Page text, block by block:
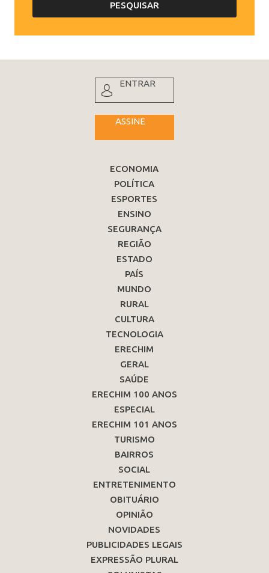
ENTRAR
ASSINE
ECONOMIA
POLÍTICA
ESPORTES
ENSINO
SEGURANÇA
REGIÃO
ESTADO
PAÍS
MUNDO
RURAL
CULTURA
TECNOLOGIA
ERECHIM
GERAL
SAÚDE
ERECHIM 100 ANOS
ESPECIAL
ERECHIM 101 ANOS
TURISMO
BAIRROS
SOCIAL
ENTRETENIMENTO
OBITUÁRIO
OPINIÃO
NOVIDADES
PUBLICIDADES LEGAIS
EXPRESSÃO PLURAL